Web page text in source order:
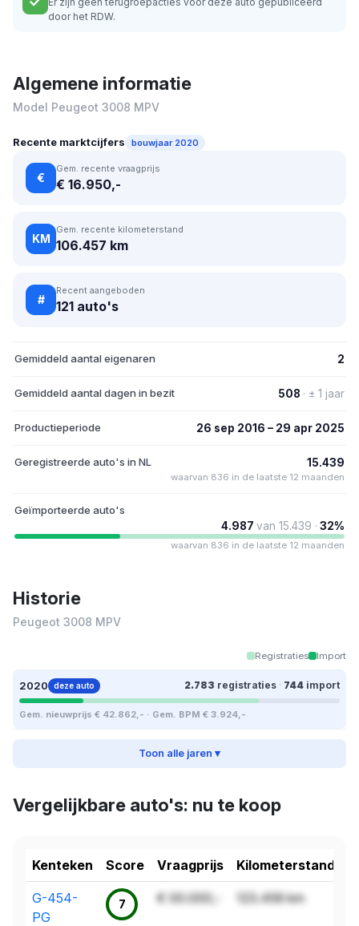
door het RDW.
Algemene informatie
Model Peugeot 3008 MPV
Recente marktcijfers bouwjaar 2020
€
Gem. recente vraagprijs
€ 16.950,-
KM
Gem. recente kilometerstand
106.457 km
#
Recent aangeboden
121 auto's
Gemiddeld aantal eigenaren 2
Gemiddeld aantal dagen in bezit 508 · ± 1 jaar
Productieperiode 26 sep 2016 – 29 apr 2025
Geregistreerde auto's in NL 15.439
waarvan 836 in de laatste 12 maanden
Geïmporteerde auto's
4.987 van 15.439 · 32%
waarvan 836 in de laatste 12 maanden
Historie
Peugeot 3008 MPV
Registraties Import
2020 deze auto 2.783 registraties · 744 import
Gem. nieuwprijs € 42.862,- · Gem. BPM € 3.924,-
Toon alle jaren ▾
Vergelijkbare auto's: nu te koop
Kenteken Score Vraagprijs Kilometerstand
G-454-
PG
7 € 00.000,- 123.456 km